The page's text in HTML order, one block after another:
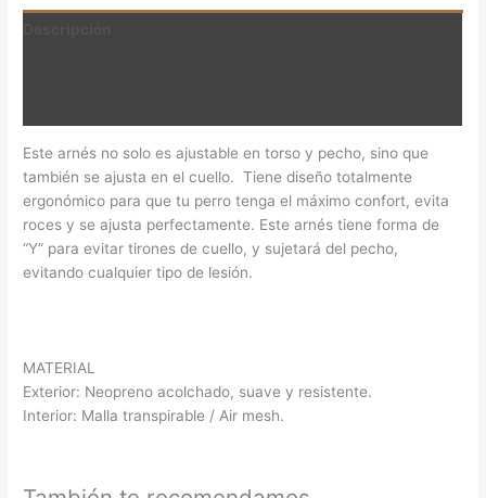
Este arnés no solo es ajustable en torso y pecho, sino que
también se ajusta en el cuello. Tiene diseño totalmente
ergonómico para que tu perro tenga el máximo confort, evita
roces y se ajusta perfectamente. Este arnés tiene forma de
“Y” para evitar tirones de cuello, y sujetará del pecho,
evitando cualquier tipo de lesión.
MATERIAL
Exterior: Neopreno acolchado, suave y resistente.
Interior: Malla transpirable / Air mesh.